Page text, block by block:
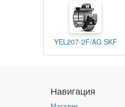
YEL207-2F/AG SKF
Навигация